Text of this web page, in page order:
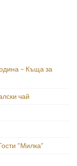
– Къща за
чай
“Милка”